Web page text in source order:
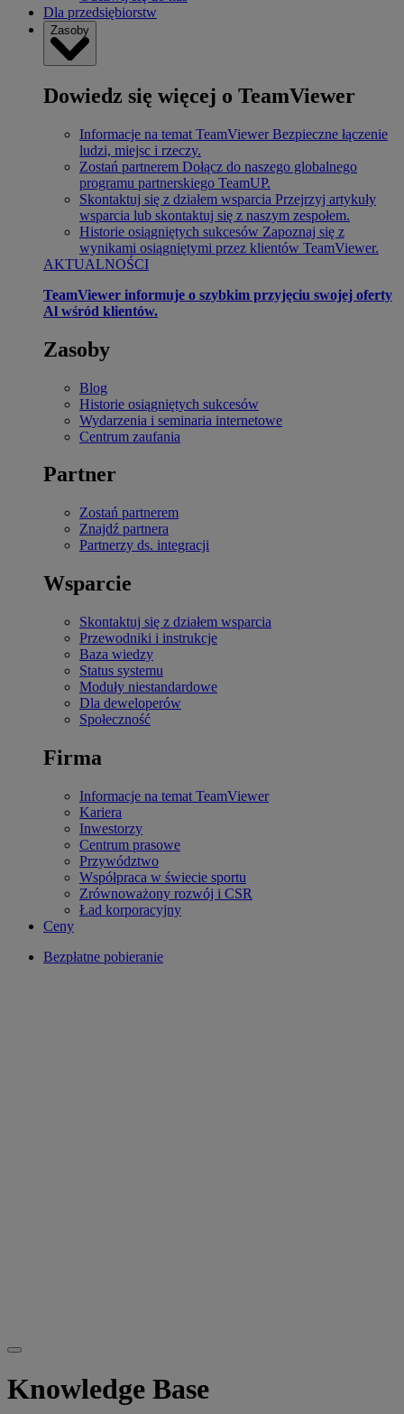
Dla przedsiębiorstw
Zasoby
Dowiedz się więcej o TeamViewer
Informacje na temat TeamViewer Bezpieczne łączenie
ludzi, miejsc i rzeczy.
Zostań partnerem Dołącz do naszego globalnego
programu partnerskiego TeamUP.
Skontaktuj się z działem wsparcia Przejrzyj artykuły
wsparcia lub skontaktuj się z naszym zespołem.
Historie osiągniętych sukcesów Zapoznaj się z
wynikami osiągniętymi przez klientów TeamViewer.
AKTUALNOŚCI
TeamViewer informuje o szybkim przyjęciu swojej oferty
Al wśród klientów.
Zasoby
Blog
Historie osiągniętych sukcesów
Wydarzenia i seminaria internetowe
Centrum zaufania
Partner
Zostań partnerem
Znajdź partnera
Partnerzy ds. integracji
Wsparcie
Skontaktuj się z działem wsparcia
Przewodniki i instrukcje
Baza wiedzy
Status systemu
Moduły niestandardowe
Dla deweloperów
Społeczność
Firma
Informacje na temat TeamViewer
Kariera
Inwestorzy
Centrum prasowe
Przywództwo
Współpraca w świecie sportu
Zrównoważony rozwój i CSR
Ład korporacyjny
Ceny
Bezpłatne pobieranie
Knowledge Base